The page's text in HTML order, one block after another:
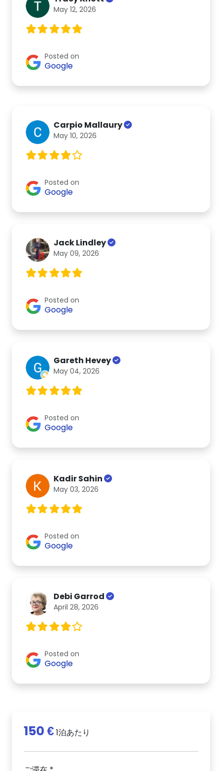
May 12, 2026
Posted on
Google
Carpio Mallaury
May 10, 2026
Posted on
Google
Jack Lindley
May 09, 2026
Posted on
Google
Gareth Hevey
May 04, 2026
Posted on
Google
Kadir Sahin
May 03, 2026
Posted on
Google
Debi Garrod
April 28, 2026
Posted on
Google
150 €1泊あたり